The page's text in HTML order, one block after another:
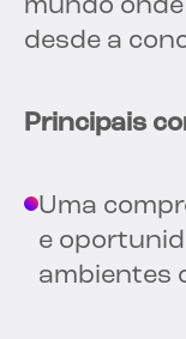
mundo
desde a
Principais
Uma
e
ambientes